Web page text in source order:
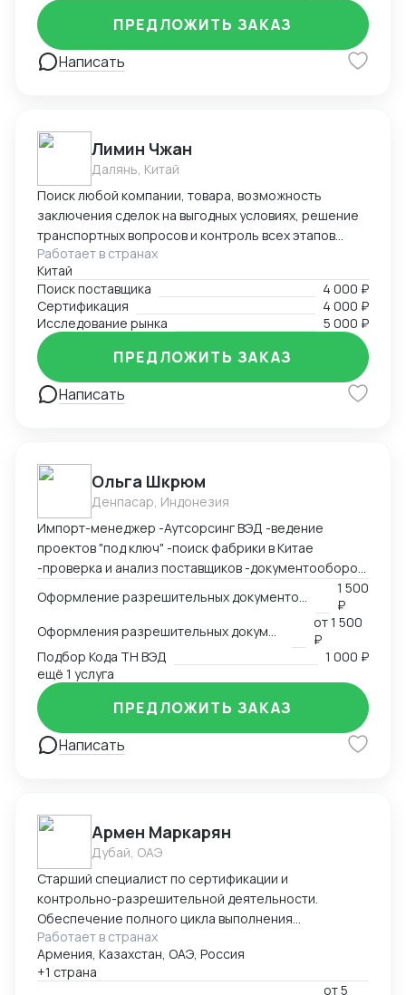
Написать
ПРЕДЛОЖИТЬ ЗАКАЗ
Лимин Чжан
Далянь, Китай
Поиск любой компании, товара, возможность
заключения сделок на выгодных условиях, решение
транспортных вопросов и контроль всех этапов
сотрудничества с иностранными партнерами.
Работает в странах
Китай
Поиск поставщика
4 000 ₽
Сертификация
4 000 ₽
Исследование рынка
5 000 ₽
Написать
ПРЕДЛОЖИТЬ ЗАКАЗ
Ольга Шкрюм
Денпасар, Индонезия
Импорт-менеджер -Аутсорсинг ВЭД -ведение
проектов "под ключ" -поиск фабрики в Китае
-проверка и анализ поставщиков -документооборот
-оформление сертификации на товар: СГР, ДС, СС,
РУ, Нотификация -деловая переписка -продажи
-пользование Инкотермс -общение с фабриками (на
китайском языке) -кастомизация продукта -работа с
OEM \ ODM фабриками - доставка и растаможка
образцов для изготовления сертификации. Проекты
разной сложности, от станков до БАДов
1 500
₽
от1 500
₽
Подбор Кода ТН ВЭД
1 000 ₽
ещё 1 услуга
Написать
ПРЕДЛОЖИТЬ ЗАКАЗ
Армен Маркарян
Дубай, ОАЭ
Старший специалист по сертификации и
контрольно-разрешительной деятельности.
Обеспечение полного цикла выполнения
сертификации продукции в соответствие с
требованиями технических регламентов ЕАЭС
(наиболее популярные 004/2011; 010/2011, 012/2011,
Работает в странах
Армения, Казахстан, ОАЭ, Россия
+1 страна
от5